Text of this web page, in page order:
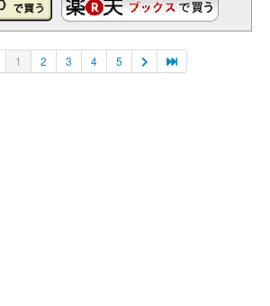
1 2 3 4 5